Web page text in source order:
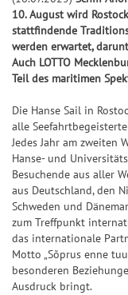
Jä
r
+6
+7
+9 +10
Pr
ru
r-
tz
k
5
n
l
e
it
u
g
G
e
w
i
n
n
z
S
p
i
e
a
n
l
e
it
u
n
g
10. August wird
stattfindende
werden erwartet,
Auch LOTTO
Teil des maritimen
Die Hanse Sail in
alle
Jedes Jahr am zweiten
Hanse- und
Besuchende aus aller
aus Deutschland, den
Schweden und
zum Treffpunkt
das internationale
Motto „Sõprus enne
besonderen
Ausdruck bringt.